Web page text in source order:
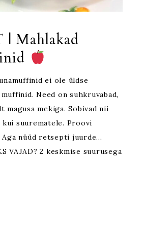
| Mahlakad
ei ole üldse
Need on suhkruvabad,
magusa mekiga. Sobivad nii
suurematele. Proovi
Aga nüüd retsepti juurde…
VAJAD? 2 keskmise suurusega